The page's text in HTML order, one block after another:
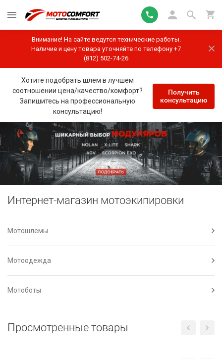
Внимание! На сайте ведутся технические работы.
Наличие и цену товара уточняйте по телефону +7
(812) 502-74-26
Хотите подобрать шлем в лучшем
соотношении цена/качество/комфорт?
Запишитесь на профессиональную
консультацию!
Получить
консультацию
Интернет-магазин мотоэкипировки
Мотошлемы
Мотоодежда
Мотоботы
Просмотренные товары